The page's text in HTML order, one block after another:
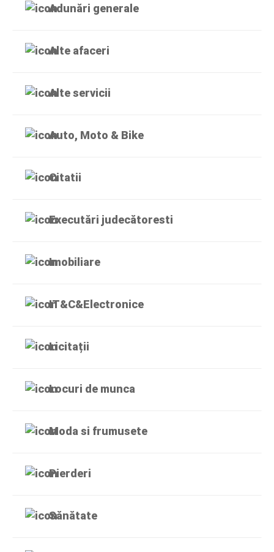
Adunări generale
Alte afaceri
Alte servicii
Auto, Moto & Bike
Citatii
Executări judecătoresti
Imobiliare
IT&C&Electronice
Licitații
Locuri de munca
Moda si frumusete
Pierderi
Sănătate